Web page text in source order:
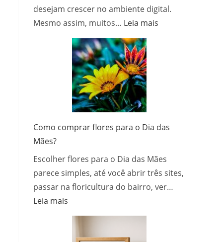
desejam crescer no ambiente digital.
Mesmo assim, muitos… Leia mais
que
e
converter
clientes
Como comprar flores para o Dia das
Mães?
Escolher flores para o Dia das Mães
parece simples, até você abrir três sites,
passar na floricultura do bairro, ver…
Leia mais
flores